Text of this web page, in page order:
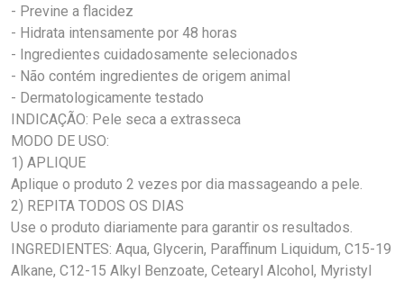
- Previne a flacidez
- Hidrata intensamente por 48 horas
- Ingredientes cuidadosamente selecionados
- Não contém ingredientes de origem animal
- Dermatologicamente testado
INDICAÇÃO: Pele seca a extrasseca
MODO DE USO:
1) APLIQUE
Aplique o produto 2 vezes por dia massageando a pele.
2) REPITA TODOS OS DIAS
Use o produto diariamente para garantir os resultados.
INGREDIENTES: Aqua, Glycerin, Paraffinum Liquidum, C15-19
Alkane, C12-15 Alkyl Benzoate, Cetearyl Alcohol, Myristyl